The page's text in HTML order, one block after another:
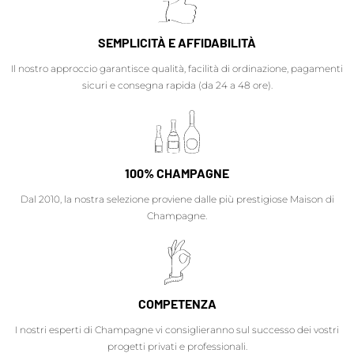
SEMPLICITÀ E AFFIDABILITÀ
Il nostro approccio garantisce qualità, facilità di ordinazione, pagamenti
sicuri e consegna rapida (da 24 a 48 ore).
100% CHAMPAGNE
Dal 2010, la nostra selezione proviene dalle più prestigiose Maison di
Champagne.
COMPETENZA
I nostri esperti di Champagne vi consiglieranno sul successo dei vostri
progetti privati e professionali.